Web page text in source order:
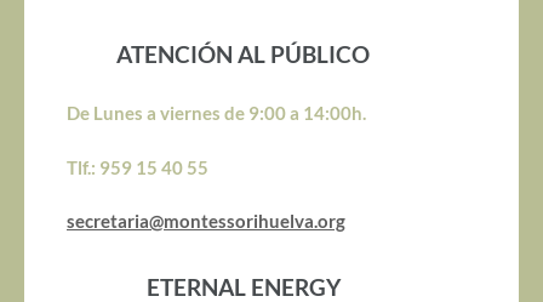
ATENCIÓN AL PÚBLICO
De Lunes a viernes de 9:00 a 14:00h.
Tlf.: 959 15 40 55
secretaria@montessorihuelva.org
ETERNAL ENERGY